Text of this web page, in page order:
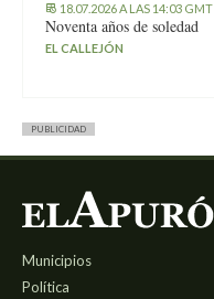
18.07.2026 A LAS 14:03 GMT
Noventa años de soledad
EL CALLEJÓN
PUBLICIDAD
Municipios
Política